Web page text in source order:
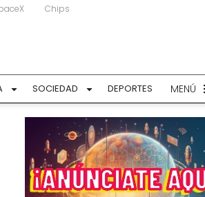
Chips
SOCIEDAD DEPORTES MENÚ